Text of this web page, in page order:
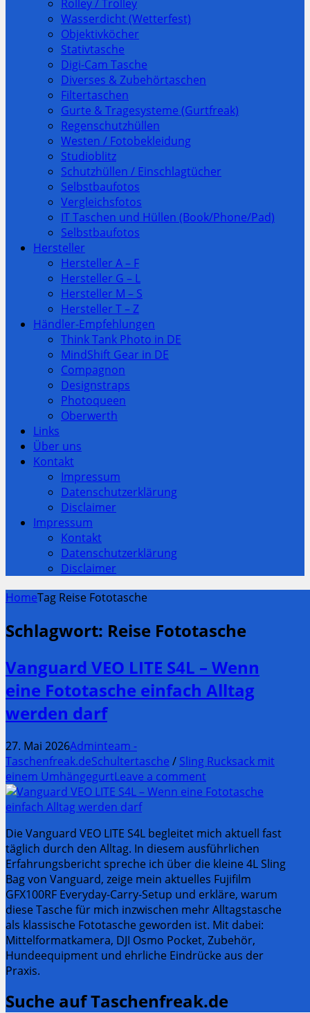
Rolley / Trolley
Wasserdicht (Wetterfest)
Objektivköcher
Stativtasche
Digi-Cam Tasche
Diverses & Zubehörtaschen
Filtertaschen
Gurte & Tragesysteme (Gurtfreak)
Regenschutzhüllen
Westen / Fotobekleidung
Studioblitz
Schutzhüllen / Einschlagtücher
Selbstbaufotos
Vergleichsfotos
IT Taschen und Hüllen (Book/Phone/Pad)
Selbstbaufotos
Hersteller
Hersteller A – F
Hersteller G – L
Hersteller M – S
Hersteller T – Z
Händler-Empfehlungen
Think Tank Photo in DE
MindShift Gear in DE
Compagnon
Designstraps
Photoqueen
Oberwerth
Links
Über uns
Kontakt
Impressum
Datenschutzerklärung
Disclaimer
Impressum
Kontakt
Datenschutzerklärung
Disclaimer
HomeTag Reise Fototasche
Schlagwort: Reise Fototasche
Vanguard VEO LITE S4L – Wenn
eine Fototasche einfach Alltag
werden darf
27. Mai 2026Adminteam -
Taschenfreak.deSchultertasche / Sling Rucksack mit
einem UmhängegurtLeave a comment
Die Vanguard VEO LITE S4L begleitet mich aktuell fast
täglich durch den Alltag. In diesem ausführlichen
Erfahrungsbericht spreche ich über die kleine 4L Sling
Bag von Vanguard, zeige mein aktuelles Fujifilm
GFX100RF Everyday-Carry-Setup und erkläre, warum
diese Tasche für mich inzwischen mehr Alltagstasche
als klassische Fototasche geworden ist. Mit dabei:
Mittelformatkamera, DJI Osmo Pocket, Zubehör,
Hundeequipment und ehrliche Eindrücke aus der
Praxis.
Suche auf Taschenfreak.de